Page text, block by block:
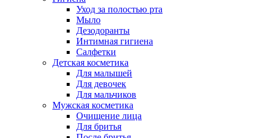
Уход за полостью рта
Мыло
Дезодоранты
Интимная гигиена
Салфетки
Детская косметика
Для малышей
Для девочек
Для мальчиков
Мужская косметика
Очищение лица
Для бритья